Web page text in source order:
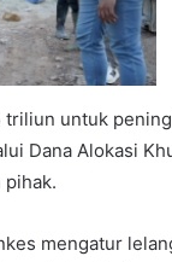
untuk
Dana Alokasi
mengatur